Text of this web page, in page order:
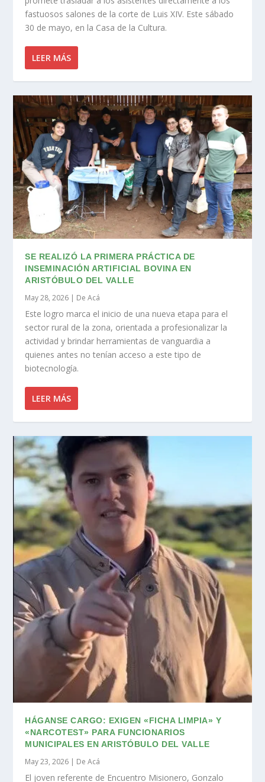
fastuosos salones de la corte de Luis XIV. Este sábado
30 de mayo, en la Casa de la Cultura.
LEER MÁS
SE REALIZÓ LA PRIMERA PRÁCTICA DE
INSEMINACIÓN ARTIFICIAL BOVINA EN
ARISTÓBULO DEL VALLE
May 28, 2026 | De Acá
Este logro marca el inicio de una nueva etapa para el
sector rural de la zona, orientada a profesionalizar la
actividad y brindar herramientas de vanguardia a
quienes antes no tenían acceso a este tipo de
biotecnología.
LEER MÁS
HÁGANSE CARGO: EXIGEN «FICHA LIMPIA» Y
«NARCOTEST» PARA FUNCIONARIOS
MUNICIPALES EN ARISTÓBULO DEL VALLE
May 23, 2026 | De Acá
El joven referente de Encuentro Misionero, Gonzalo